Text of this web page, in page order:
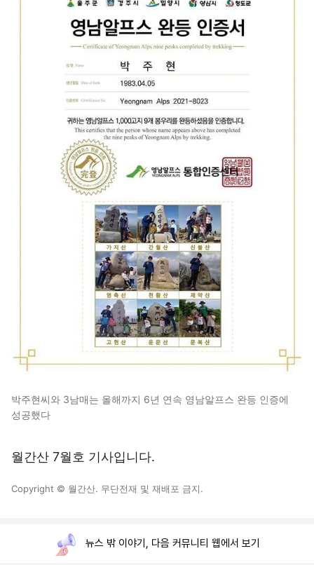
박주현씨와 3남매는 올해까지 6년 연속 영남알프스 완등 인증에
성공했다
월간산 7월호 기사입니다.
Copyright © 월간산. 무단전재 및 재배포 금지.
뉴스 밖 이야기, 다음 커뮤니티 웹에서 보기